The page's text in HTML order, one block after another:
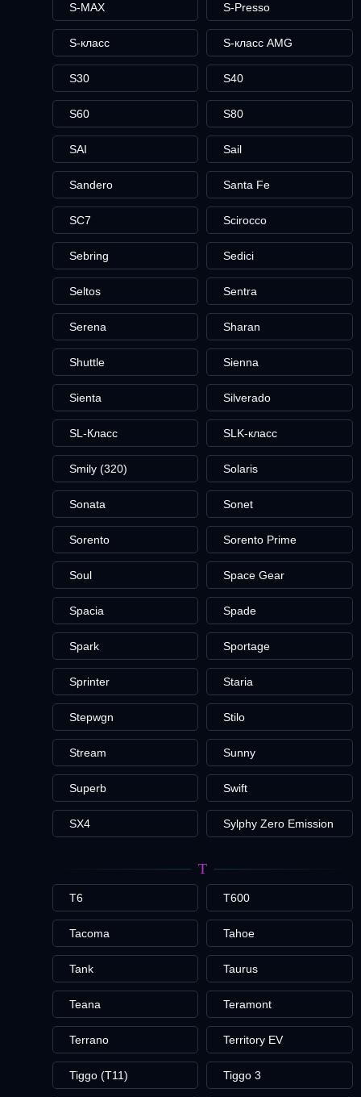
S-MAX S-Presso
S-класс S-класс AMG
S30 S40
S60 S80
SAI Sail
Sandero Santa Fe
SC7 Scirocco
Sebring Sedici
Seltos Sentra
Serena Sharan
Shuttle Sienna
Sienta Silverado
SL-Класс SLK-класс
Smily (320) Solaris
Sonata Sonet
Sorento Sorento Prime
Soul Space Gear
Spacia Spade
Spark Sportage
Sprinter Staria
Stepwgn Stilo
Stream Sunny
Superb Swift
SX4 Sylphy Zero Emission
T
T6 T600
Tacoma Tahoe
Tank Taurus
Teana Teramont
Terrano Territory EV
Tiggo (T11) Tiggo 3